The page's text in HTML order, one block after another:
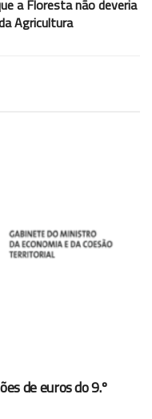
a Floresta não deveria
Agricultura
de euros do 9.º